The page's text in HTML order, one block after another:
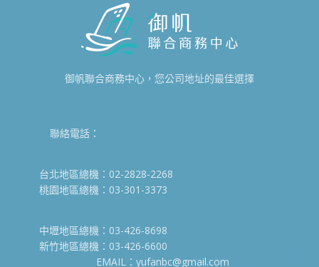
御帆聯合商務中心，您公司地址的最佳選擇
聯絡電話：
台北地區總機：02-2828-2268
桃園地區總機：03-301-3373
中壢地區總機：03-426-8698
新竹地區總機：03-426-6600
EMAIL：yufanbc@gmail.com